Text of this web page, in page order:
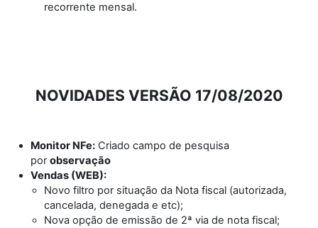
recorrente mensal.
NOVIDADES VERSÃO 17/08/2020
Monitor NFe: Criado campo de pesquisa
porobservação
Vendas (WEB):
Novo filtro por situação da Nota fiscal (autorizada,
cancelada, denegada e etc);
Nova opção de emissão de 2ª via de nota fiscal;